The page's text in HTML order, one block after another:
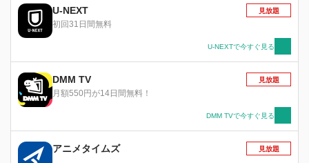
U-NEXT
初回31日間無料
見放題
U-NEXTで今すぐ見る
DMM TV
月額550円が14日間無料！
見放題
DMM TVで今すぐ見る
アニメタイムズ 見放題